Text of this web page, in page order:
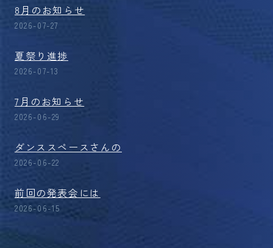
8月のお知らせ
2026-07-27
夏祭り進捗
2026-07-13
7月のお知らせ
2026-06-29
ダンススペースさんの
2026-06-22
前回の発表会には
2026-06-15